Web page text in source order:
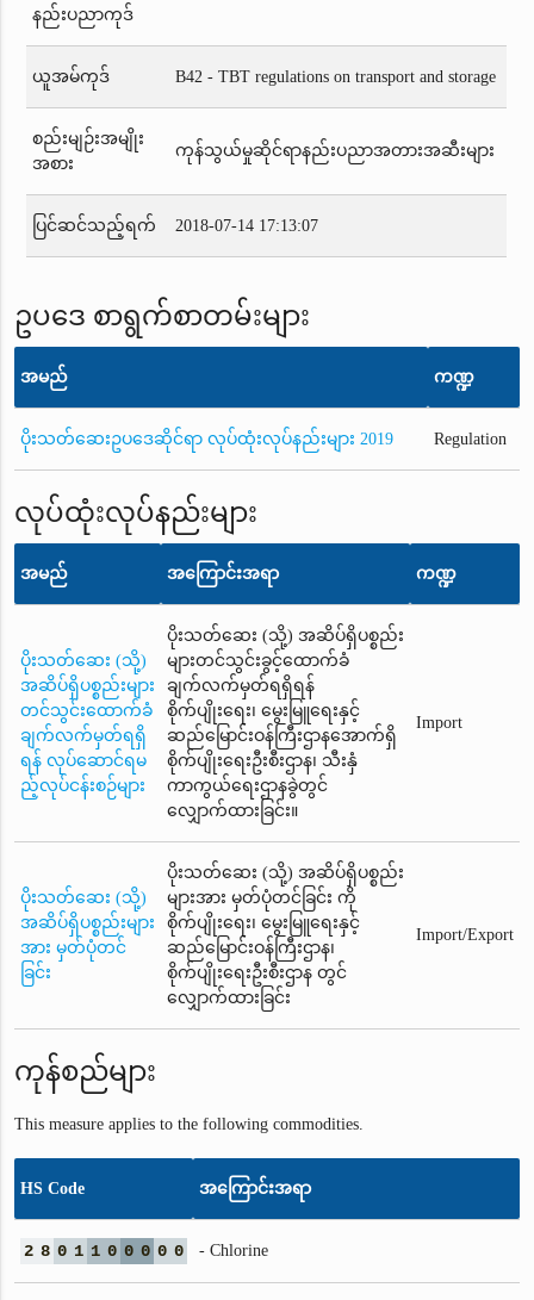
နည်းပညာကုဒ်
ယူအမ်ကုဒ် B42 - TBT regulations on transport and storage
စည်းမျဉ်းအမျိုး
အစား
ကုန်သွယ်မှုဆိုင်ရာနည်းပညာအတားအဆီးများ
ပြင်ဆင်သည့်ရက် 2018-07-14 17:13:07
ဥပဒေ စာရွက်စာတမ်းများ
အမည် ကဏ္ဍ
ပိုးသတ်ဆေးဥပဒေဆိုင်ရာ လုပ်ထုံးလုပ်နည်းများ 2019 Regulation
လုပ်ထုံးလုပ်နည်းများ
အမည် အကြောင်းအရာ ကဏ္ဍ
ပိုးသတ်ဆေး (သို့)
အဆိပ်ရှိပစ္စည်းများ
တင်သွင်းထောက်ခံ
ချက်လက်မှတ်ရရှိ
ရန် လုပ်ဆောင်ရမ
ည့်လုပ်ငန်းစဉ်များ
ပိုးသတ်ဆေး (သို့) အဆိပ်ရှိပစ္စည်း
များတင်သွင်းခွင့်ထောက်ခံ
ချက်လက်မှတ်ရရှိရန်
စိုက်ပျိုးရေး၊ မွေးမြူရေးနှင့်
ဆည်မြောင်းဝန်ကြီးဌာနအောက်ရှိ
စိုက်ပျိုးရေးဦးစီးဌာန၊ သီးနှံ
ကာကွယ်ရေးဌာနခွဲတွင်
လျှောက်ထားခြင်း။
Import
ပိုးသတ်ဆေး (သို့)
အဆိပ်ရှိပစ္စည်းများ
အား မှတ်ပုံတင်
ခြင်း
ပိုးသတ်ဆေး (သို့) အဆိပ်ရှိပစ္စည်း
များအား မှတ်ပုံတင်ခြင်း ကို
စိုက်ပျိုးရေး၊ မွေးမြူရေးနှင့်
ဆည်မြောင်းဝန်ကြီးဌာန၊
စိုက်ပျိုးရေးဦးစီးဌာန တွင်
လျှောက်ထားခြင်း
Import/Export
ကုန်စည်များ
This measure applies to the following commodities.
HS Code အကြောင်းအရာ
2 8 0 1 1 0 0 0 0 0 - Chlorine